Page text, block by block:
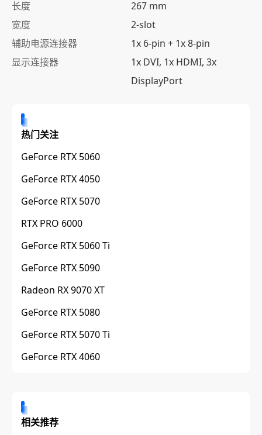
长度
267 mm
宽度
2-slot
辅助电源连接器
1x 6-pin + 1x 8-pin
显示连接器
1x DVI, 1x HDMI, 3x
DisplayPort
热门关注
GeForce RTX 5060
GeForce RTX 4050
GeForce RTX 5070
RTX PRO 6000
GeForce RTX 5060 Ti
GeForce RTX 5090
Radeon RX 9070 XT
GeForce RTX 5080
GeForce RTX 5070 Ti
GeForce RTX 4060
相关推荐